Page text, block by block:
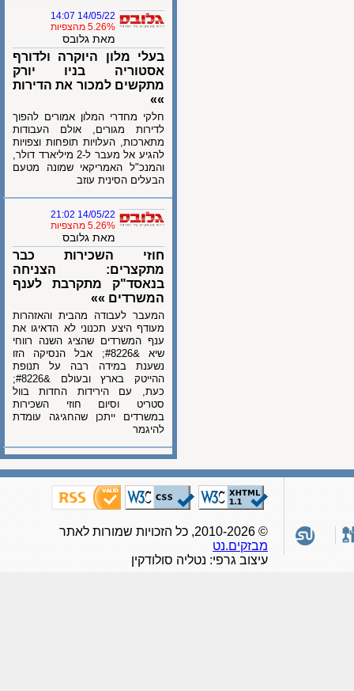
14/05/22 14:07
5.26% מהצפיות
מאת גלובס
בעלי מלון היוקרה ולדורף
אסטוריה בניו יורק
מתקשים למכור את הדירות
חלקי מחדרי המלון אמורים להפוך
לדירות מגורים, אולם העבודות
מתארכות, העלויות תופחות וצפויות
להגיע אל מעבר ל-2 מיליארד דולר,
והמנכ"ל האמריקאי שמונה מטעם
הבעלים הסינית עוזב
14/05/22 21:02
5.26% מהצפיות
מאת גלובס
חוזי השכירות כבר
מתקצרים: הצניחה
בנאסד"ק מתקרבת לענף
המשרדים »»
המעבר לעבודה מהבית והאזהרות
מעודף היצע תכנוני לא הדאיגו את
ענף המשרדים שהציג השנה רווחי
שיא &#8226; אבל הנסיקה הזו
נשענת במידה רבה על תנופת
ההייטק בארץ ובעולם &#8226;
כעת, עם הירידות החדות בוול
סטריט וסיום חוזי השכירות
במשרדים ייתכן שהחגיגה עומדת
להיגמר
מבזקים.נט
עיצוב גרפי: נטליה סולודקין